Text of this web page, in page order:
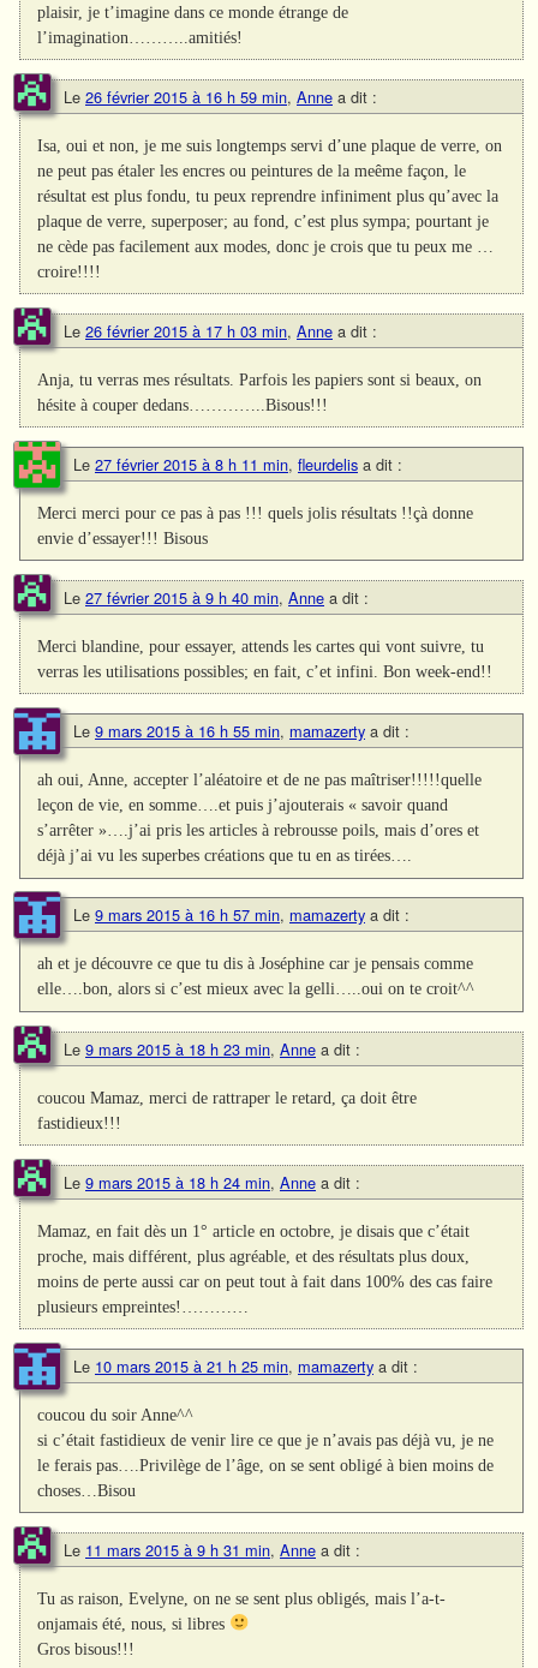
plaisir, je t’imagine dans ce monde étrange de
l’imagination………..amitiés!
Le 26 février 2015 à 16 h 59 min, Anne a dit :
Isa, oui et non, je me suis longtemps servi d’une plaque de verre, on
ne peut pas étaler les encres ou peintures de la meême façon, le
résultat est plus fondu, tu peux reprendre infiniment plus qu’avec la
plaque de verre, superposer; au fond, c’est plus sympa; pourtant je
ne cède pas facilement aux modes, donc je crois que tu peux me …
croire!!!!
Le 26 février 2015 à 17 h 03 min, Anne a dit :
Anja, tu verras mes résultats. Parfois les papiers sont si beaux, on
hésite à couper dedans…………..Bisous!!!
Le 27 février 2015 à 8 h 11 min, fleurdelis a dit :
Merci merci pour ce pas à pas !!! quels jolis résultats !!çà donne
envie d’essayer!!! Bisous
Le 27 février 2015 à 9 h 40 min, Anne a dit :
Merci blandine, pour essayer, attends les cartes qui vont suivre, tu
verras les utilisations possibles; en fait, c’et infini. Bon week-end!!
Le 9 mars 2015 à 16 h 55 min, mamazerty a dit :
ah oui, Anne, accepter l’aléatoire et de ne pas maîtriser!!!!!quelle
leçon de vie, en somme….et puis j’ajouterais « savoir quand
s’arrêter »….j’ai pris les articles à rebrousse poils, mais d’ores et
déjà j’ai vu les superbes créations que tu en as tirées….
Le 9 mars 2015 à 16 h 57 min, mamazerty a dit :
ah et je découvre ce que tu dis à Joséphine car je pensais comme
elle….bon, alors si c’est mieux avec la gelli…..oui on te croit^^
Le 9 mars 2015 à 18 h 23 min, Anne a dit :
coucou Mamaz, merci de rattraper le retard, ça doit être
fastidieux!!!
Le 9 mars 2015 à 18 h 24 min, Anne a dit :
Mamaz, en fait dès un 1° article en octobre, je disais que c’était
proche, mais différent, plus agréable, et des résultats plus doux,
moins de perte aussi car on peut tout à fait dans 100% des cas faire
plusieurs empreintes!…………
Le 10 mars 2015 à 21 h 25 min, mamazerty a dit :
coucou du soir Anne^^
si c’était fastidieux de venir lire ce que je n’avais pas déjà vu, je ne
le ferais pas….Privilège de l’âge, on se sent obligé à bien moins de
choses…Bisou
Le 11 mars 2015 à 9 h 31 min, Anne a dit :
Tu as raison, Evelyne, on ne se sent plus obligés, mais l’a-t-
onjamais été, nous, si libres
Gros bisous!!!